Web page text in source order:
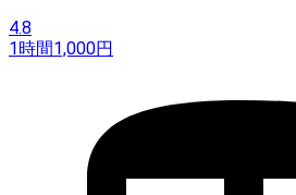
4.8
1時間1,000円